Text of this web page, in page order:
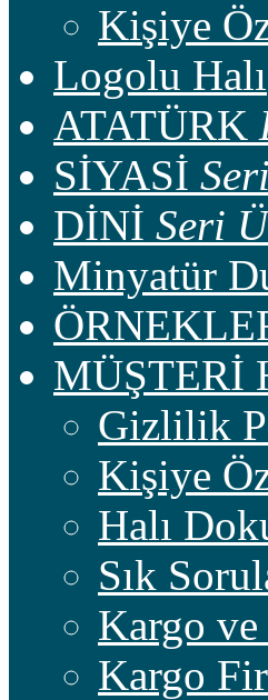
Kişiye
Logolu Halı
ATATÜRK
SİYASİ
DİNİ Seri
Minyatür
MÜŞTERİ
Gizlilik
Kişiye
Halı
Sık
Kargo
Kargo